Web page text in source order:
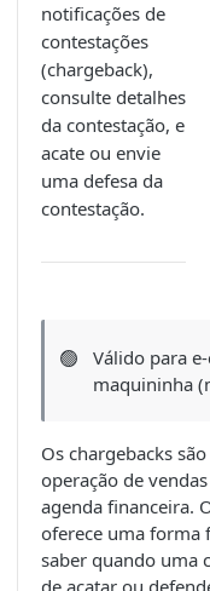
notificações de
contestações
(chargeback),
consulte detalhes
da contestação, e
acate ou envie
uma defesa da
contestação.
🟢
Válido para
maquininha
Os chargebacks
operação de
agenda financeira.
oferece uma forma
saber quando uma
de acatar ou